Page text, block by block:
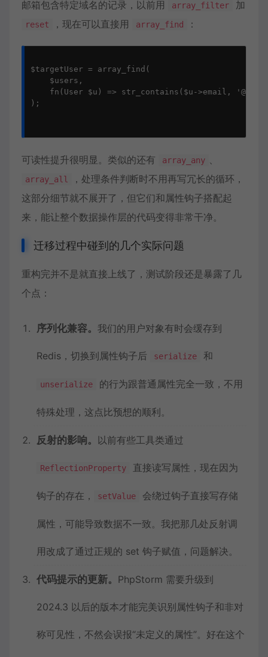
邮箱包含特定域名的记录，以前用
array_filter 加
reset ，现在可以直接用 array_find ：
$targetUser = array_find(
    $users,
fn(User $u) => str_contains($u->email,
);
可读性提升很明显。类似的还有 array_any 、
array_all
，处理条件判断时不用再写冗长的循环，
这部分细节就不展开了，但它们和属性钩子搭配起
来，能让整个数据操作层的代码变得非常干净。
迁移过程中碰到的几个实际问题
重构完并不是就直接上线了，测试阶段还是暴露了几
个点：
序列化兼容。 我们的用户对象有时会缓存到
Redis，切换到属性钩子后 serialize 和
unserialize 的行为跟普通属性完全一致，不用
特殊处理，这点比预想的顺利。
反射的影响。 以前有些工具类通过
ReflectionProperty 直接读写属性，现在因为
钩子的存在， setValue 会绕过钩子直接写存储
属性，可能导致数据不一致。我把那几处反射调
用改成了通过正规的 set 钩子赋值，问题解决。
代码提示的更新。 PhpStorm 需要升级到
2024.3 以后的版本才能完美识别属性钩子和非对
称可见性，不然会误报“未定义的属性”。好在这个